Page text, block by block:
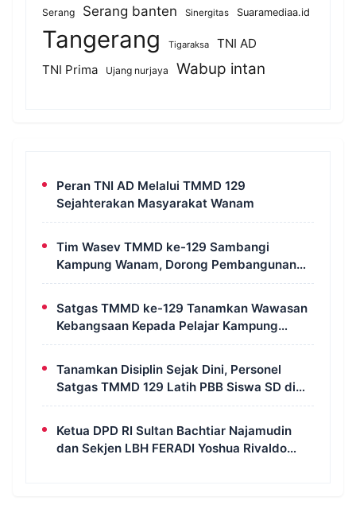
Serang Serang banten Sinergitas Suaramediaa.id
Tangerang Tigaraksa
TNI AD
TNI Prima
Ujang nurjaya Wabup intan
Peran TNI AD Melalui TMMD 129
Sejahterakan Masyarakat Wanam
Tim Wasev TMMD ke-129 Sambangi
Kampung Wanam, Dorong Pembangunan
Untuk Kesejahteraan Masyarakat
Satgas TMMD ke-129 Tanamkan Wawasan
Kebangsaan Kepada Pelajar Kampung
Wanam Merauke
Tanamkan Disiplin Sejak Dini, Personel
Satgas TMMD 129 Latih PBB Siswa SD di
Kampung Wanam
Ketua DPD RI Sultan Bachtiar Najamudin
dan Sekjen LBH FERADI Yoshua Rivaldo